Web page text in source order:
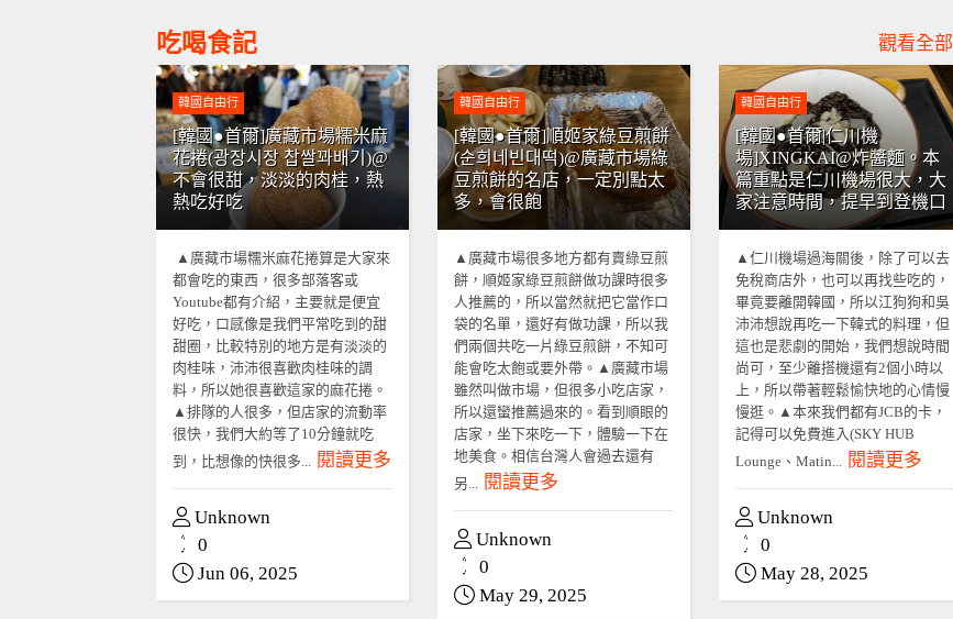
吃喝食記 觀看全部
韓國自由行
[韓國●首爾]廣藏市場糯米麻
花捲(광장시장 찹쌀꽈배기)@
不會很甜，淡淡的肉桂，熱
熱吃好吃
▲廣藏市場糯米麻花捲算是大家來
都會吃的東西，很多部落客或
Youtube都有介紹，主要就是便宜
好吃，口感像是我們平常吃到的甜
甜圈，比較特別的地方是有淡淡的
肉桂味，沛沛很喜歡肉桂味的調
料，所以她很喜歡這家的麻花捲。
▲排隊的人很多，但店家的流動率
很快，我們大約等了10分鐘就吃
到，比想像的快很多...
閱讀更多
Unknown
0
Jun 06, 2025
韓國自由行
[韓國●首爾]順姬家綠豆煎餅
(순희네빈대떡)@廣藏市場綠
豆煎餅的名店，一定別點太
多，會很飽
▲廣藏市場很多地方都有賣綠豆煎
餅，順姬家綠豆煎餅做功課時很多
人推薦的，所以當然就把它當作口
袋的名單，還好有做功課，所以我
們兩個共吃一片綠豆煎餅，不知可
能會吃太飽或要外帶。▲廣藏市場
雖然叫做市場，但很多小吃店家，
所以還蠻推薦過來的。看到順眼的
店家，坐下來吃一下，體驗一下在
地美食。相信台灣人會過去還有
另...
閱讀更多
Unknown
0
May 29, 2025
韓國自由行
[韓國●首爾|仁川機
場]XINGKAI@炸醬麵。本
篇重點是仁川機場很大，大
家注意時間，提早到登機口
▲仁川機場過海關後，除了可以去
免稅商店外，也可以再找些吃的，
畢竟要離開韓國，所以江狗狗和吳
沛沛想說再吃一下韓式的料理，但
這也是悲劇的開始，我們想說時間
尚可，至少離搭機還有2個小時以
上，所以帶著輕鬆愉快地的心情慢
慢逛。▲本來我們都有JCB的卡，
記得可以免費進入(SKY HUB
Lounge、Matin...
閱讀更多
Unknown
0
May 28, 2025